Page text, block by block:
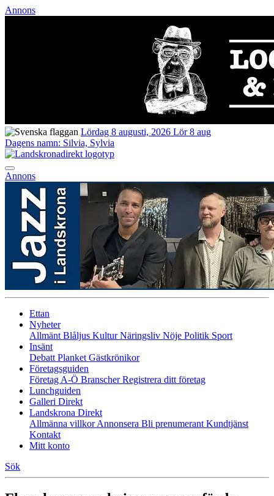
Annons
Lördag 8 augusti, 2026 Lör 8 aug
Dagens namn: Silvia, Sylvia
Annons
Ettan
Nyheter
Allmänt Blåljus KulturNäringsliv Nöje Politik Sport
Insänt
Debatt Planket Gästkrönikor
Företagsguiden
Företag A-Ö BranscherRegistrera ditt företag
Lunchguiden
Galleri Direkt
Landskrona Direkt
Allmänna villkorAnnonsera Bli prenumerant Kundtjänst
Kontakt
Mitt konto
Sök